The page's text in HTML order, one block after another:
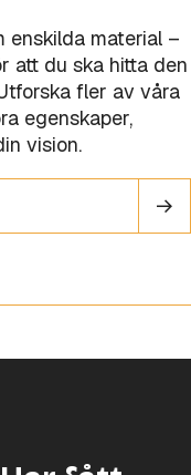
enskilda material –
att du ska hitta den
fler av våra
egenskaper,
vision.